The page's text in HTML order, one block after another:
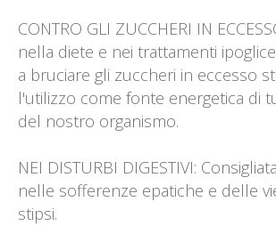
CONTRO GLI ZUCCHERI IN
nella diete e nei trattamenti
a bruciare gli zuccheri in eccesso
l'utilizzo come fonte energetica di
del nostro organismo.
NEI DISTURBI DIGESTIVI:
nelle sofferenze epatiche e delle
stipsi.